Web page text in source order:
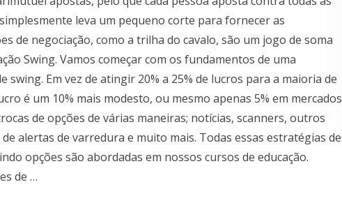
leva um pequeno corte para fornecer as
de negociação, como a trilha do cavalo, são um jogo de soma
Swing. Vamos começar com os fundamentos de uma
swing. Em vez de atingir 20% a 25% de lucros para a maioria de
é um 10% mais modesto, ou mesmo apenas 5% em mercados
de opções de várias maneiras; notícias, scanners, outros
alertas de varredura e muito mais. Todas essas estratégias de
opções são abordadas em nossos cursos de educação.
de …